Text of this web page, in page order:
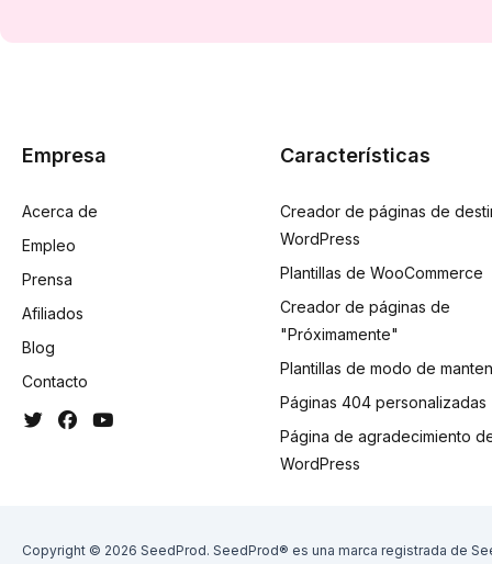
Empresa
Acerca de
Empleo
Prensa
Afiliados
Blog
Contacto
Características
Creador de páginas de
WordPress
Plantillas de WooCommerce
Creador de páginas de
"Próximamente"
Plantillas de modo de
Páginas 404 personalizadas
Página de agradecimiento
WordPress
Copyright © 2026 SeedProd. SeedProd® es una marca registrada de